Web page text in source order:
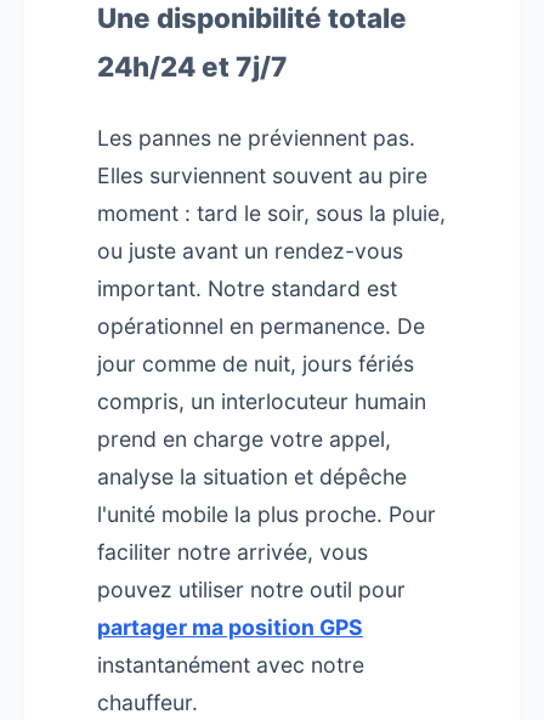
Une disponibilité totale
24h/24 et 7j/7
Les pannes ne préviennent pas.
Elles surviennent souvent au pire
moment : tard le soir, sous la pluie,
ou juste avant un rendez-vous
important. Notre standard est
opérationnel en permanence. De
jour comme de nuit, jours fériés
compris, un interlocuteur humain
prend en charge votre appel,
analyse la situation et dépêche
l'unité mobile la plus proche. Pour
faciliter notre arrivée, vous
pouvez utiliser notre outil pour
partager ma position GPS
instantanément avec notre
chauffeur.